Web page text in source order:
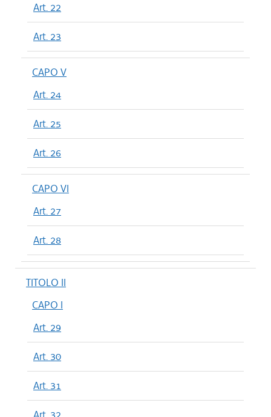
Art. 22
Art. 23
CAPO V
Art. 24
Art. 25
Art. 26
CAPO VI
Art. 27
Art. 28
TITOLO II
CAPO I
Art. 29
Art. 30
Art. 31